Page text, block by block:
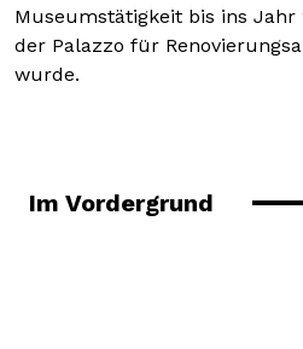
Museumstätigkeit bis ins Jahr
der Palazzo für
wurde.
Im Vordergrund